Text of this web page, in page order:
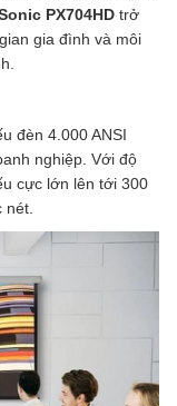
PX704HD trở
gia đình và môi
đèn 4.000 ANSI
nghiệp. Với độ
cực lớn lên tới 300